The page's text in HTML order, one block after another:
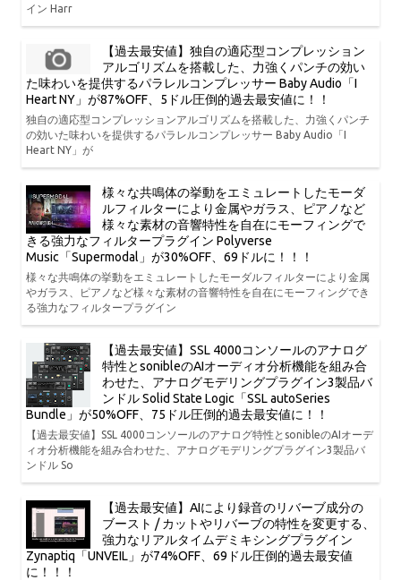
イン Harr
【過去最安値】独自の適応型コンプレッション
アルゴリズムを搭載した、力強くパンチの効い
た味わいを提供するパラレルコンプレッサー Baby Audio「I
Heart NY」が87%OFF、5ドル圧倒的過去最安値に！！
独自の適応型コンプレッションアルゴリズムを搭載した、力強くパンチ
の効いた味わいを提供するパラレルコンプレッサー Baby Audio「I
Heart NY」が
様々な共鳴体の挙動をエミュレートしたモーダ
ルフィルターにより金属やガラス、ピアノなど
様々な素材の音響特性を自在にモーフィングで
きる強力なフィルタープラグイン Polyverse
Music「Supermodal」が30%OFF、69ドルに！！！
様々な共鳴体の挙動をエミュレートしたモーダルフィルターにより金属
やガラス、ピアノなど様々な素材の音響特性を自在にモーフィングでき
る強力なフィルタープラグイン
【過去最安値】SSL 4000コンソールのアナログ
特性とsonibleのAIオーディオ分析機能を組み合
わせた、アナログモデリングプラグイン3製品バ
ンドル Solid State Logic「SSL autoSeries
Bundle」が50%OFF、75ドル圧倒的過去最安値に！！
【過去最安値】SSL 4000コンソールのアナログ特性とsonibleのAIオーデ
ィオ分析機能を組み合わせた、アナログモデリングプラグイン3製品バ
ンドル So
【過去最安値】AIにより録音のリバーブ成分の
ブースト / カットやリバーブの特性を変更する、
強力なリアルタイムデミキシングプラグイン
Zynaptiq「UNVEIL」が74%OFF、69ドル圧倒的過去最安値
に！！！